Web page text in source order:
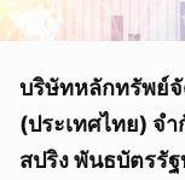
บริษัทหลักทรัพย์
(ประเทศไทย) จำ
สปริง พันธบัตรรั